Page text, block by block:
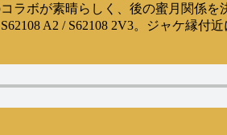
ラボが素晴らしく、後の蜜月関係
A2 / S62108 2V3。ジャケ縁付